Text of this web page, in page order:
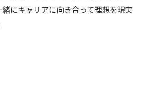
にキャリアに向き合って理想を現実